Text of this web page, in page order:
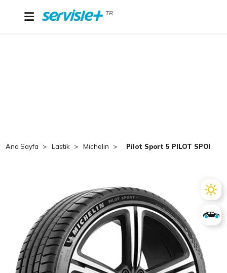
TR
Ana Sayfa Lastik Michelin Pilot Sport 5 PILOT SPORT 5